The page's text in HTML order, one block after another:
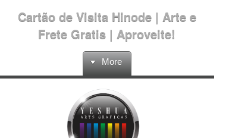
Cartão de Visita Hinode | Arte e
Frete Gratis | Aproveite!
More